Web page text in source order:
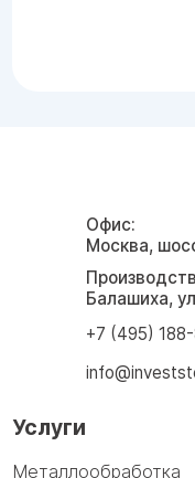
Офис:
Москва,
Балашиха,
+7 (495)
Услуги
Металлообработка